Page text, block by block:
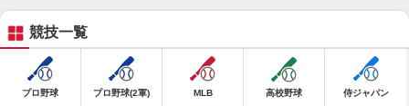
競技一覧
プロ野球 プロ野球(2軍) MLB 高校野球 侍ジャパン